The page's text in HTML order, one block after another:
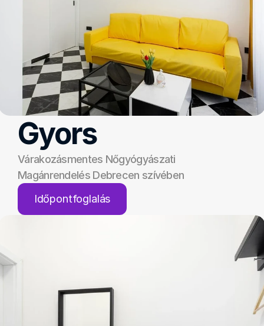
Gyors
Várakozásmentes Nőgyógyászati
Magánrendelés Debrecen szívében
Időpontfoglalás